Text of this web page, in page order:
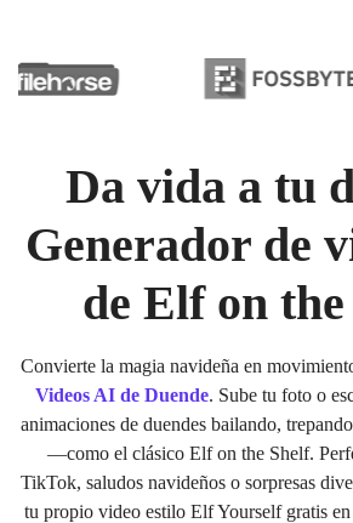
Da vida a tu
Generador de
de Elf on
Convierte la magia navideña en
Videos AI de Duende. Sube tu foto o
animaciones de duendes bailando,
—como el clásico Elf on the Shelf.
TikTok, saludos navideños o sorpresas
tu propio video estilo Elf Yourself gratis